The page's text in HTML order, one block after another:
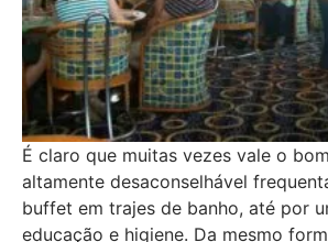
É claro que muitas vezes vale o
altamente desaconselhável
buffet em trajes de banho, até por
educação e higiene. Da mesmo